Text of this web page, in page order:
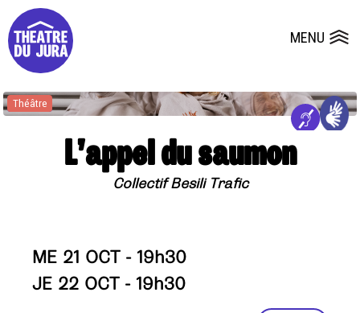
MENU
Presse
Salles
Dépôts de dossiers
Théâtre
L’appel du saumon
Collectif Besili Trafic
ME 21 OCT - 19h30
JE 22 OCT - 19h30